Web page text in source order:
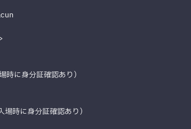
時に身分証確認あり）
時に身分証確認あり）